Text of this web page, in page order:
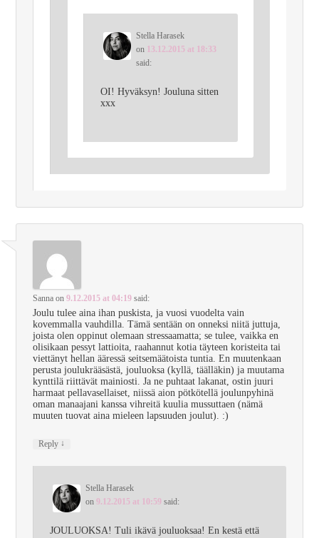
Stella Harasek
on 13.12.2015 at 18:33
said:
OI! Hyväksyn! Jouluna sitten
xxx
Sanna on9.12.2015 at 04:19 said:
Joulu tulee aina ihan puskista, ja vuosi vuodelta vain
kovemmalla vauhdilla. Tämä sentään on onneksi niitä juttuja,
joista olen oppinut olemaan stressaamatta; se tulee, vaikka en
olisikaan pessyt lattioita, raahannut kotia täyteen koristeita tai
viettänyt hellan ääressä seitsemäätoista tuntia. En muutenkaan
perusta joulukrääsästä, jouluoksa (kyllä, täälläkin) ja muutama
kynttilä riittävät mainiosti. Ja ne puhtaat lakanat, ostin juuri
harmaat pellavasellaiset, niissä aion pötkötellä joulunpyhinä
oman manaajani kanssa vihreitä kuulia mussuttaen (nämä
muuten tuovat aina mieleen lapsuuden joulut). :)
Reply ↓
Stella Harasek
on 9.12.2015 at 10:59 said:
JOULUOKSA! Tuli ikävä jouluoksaa! En kestä että